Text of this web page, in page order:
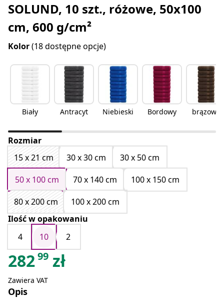
SOLUND, 10 szt., różowe, 50x100
cm, 600 g/cm²
Kolor(18 dostępne opcje)
Biały Antracyt Niebieski Bordowy brązowy
Rozmiar
15 x 21 cm
30 x 30 cm
30 x 50 cm
50 x 100 cm
70 x 140 cm
100 x 150 cm
80 x 200 cm
100 x 200 cm
Ilość w opakowaniu
4
10 2
28299 zł
Zawiera VAT
Opis